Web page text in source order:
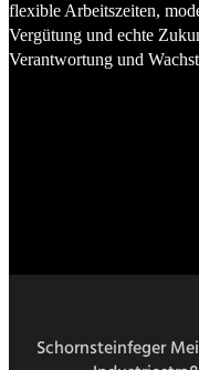
flexible Arbeitszeiten,
Vergütung und echte
Verantwortung und
Schornsteinfeger